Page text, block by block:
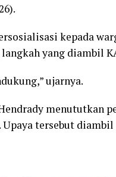
kepada
yang diambil
ujarnya.
menututkan
tersebut